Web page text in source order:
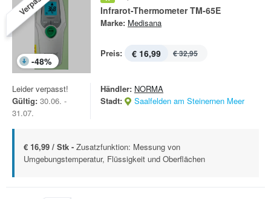
-48%
Infrarot-Thermometer TM-65E
Marke: Medisana
Preis: € 16,99 € 32,95
Leider verpasst!
Gültig: 30.06. -
31.07.
Händler: NORMA
Stadt:
Saalfelden am Steinernen Meer
€ 16,99 / Stk - Zusatzfunktion: Messung von
Umgebungstemperatur, Flüssigkeit und Oberflächen